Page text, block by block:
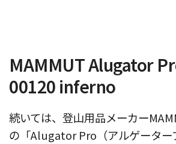
MAMMUT Alugator
00120 inferno
続いては、登山用品メーカー
の「Alugator Pro（アルゲーター